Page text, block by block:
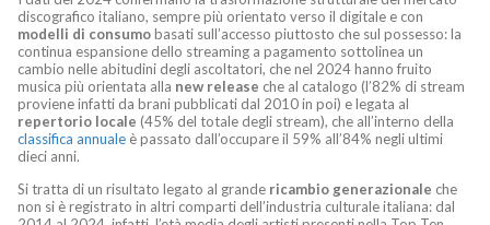
discografico italiano, sempre più orientato verso il digitale e con
modelli di consumobasati sull’accesso piuttosto che sul possesso: la
continua espansione dello streaming a pagamento sottolinea un
cambio nelle abitudini degli ascoltatori, che nel 2024 hanno fruito
musica più orientata alla new release che al catalogo (l’82% di stream
proviene infatti da brani pubblicati dal 2010 in poi) e legata al
repertorio locale (45% del totale degli stream), che all’interno della
classifica annuale è passato dall’occupare il 59% all’84% negli ultimi
dieci anni.
Si tratta di un risultato legato al grande ricambio generazionale che
non si è registrato in altri comparti dell’industria culturale italiana: dal